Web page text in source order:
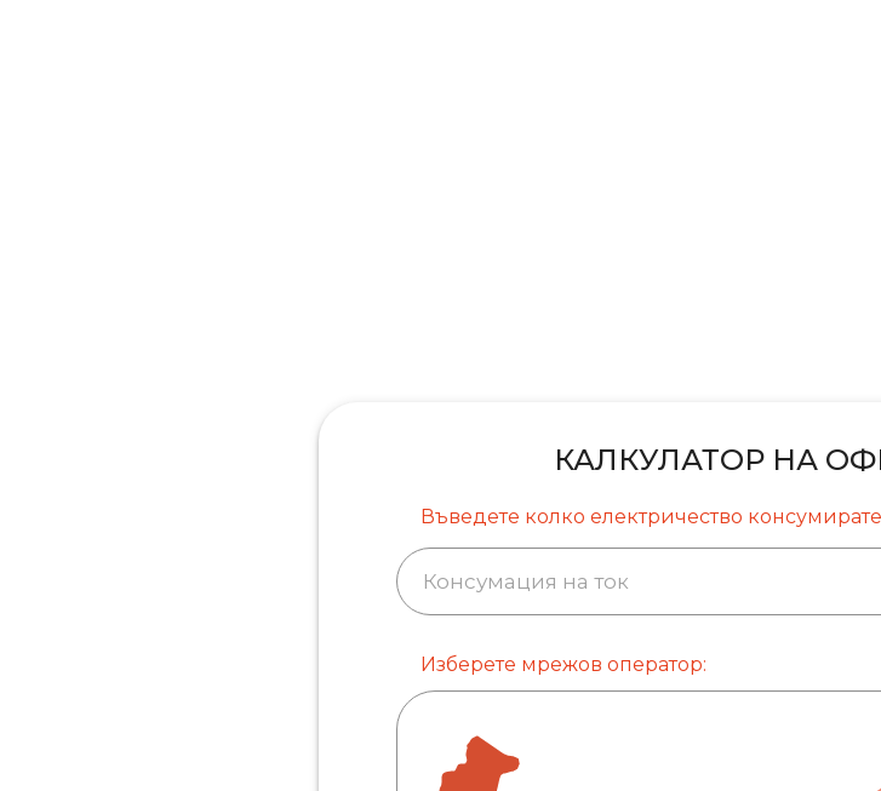
КАЛКУЛАТОР НА
Въведете колко електричество
Изберете мрежов оператор: